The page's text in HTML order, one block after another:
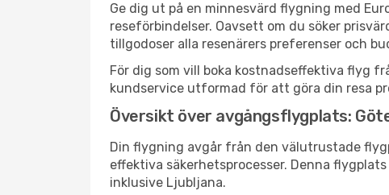
Ge dig ut på en minnesvärd flygning med
reseförbindelser. Oavsett om du söker
tillgodoser alla resenärers preferenser och
För dig som vill boka kostnadseffektiva flyg
kundservice utformad för att göra din resa
Översikt över avgångsflygplats:
Din flygning avgår från den välutrustade
effektiva säkerhetsprocesser. Denna
inklusive Ljubljana.